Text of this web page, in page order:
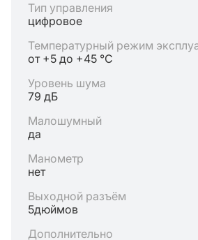
Тип управления
цифровое
Температурный режим
от +5 до +45 °C
Уровень шума
79 дБ
Малошумный
да
Манометр
нет
Выходной разъём
5дюймов
Дополнительно